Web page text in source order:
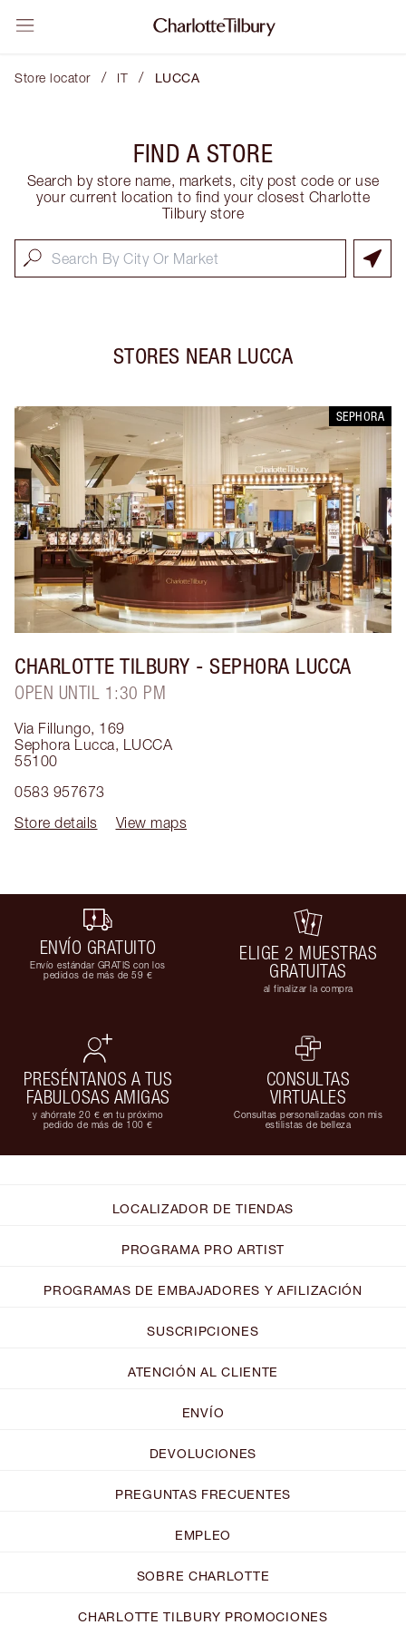
Store locator / IT / LUCCA
FIND A STORE
Search by store name, markets, city post code or use
your current location to find your closest Charlotte
Tilbury store
STORES NEAR LUCCA
SEPHORA
CHARLOTTE TILBURY - SEPHORA LUCCA
OPEN UNTIL 1:30 PM
Via Fillungo, 169
Sephora Lucca, LUCCA
55100
0583 957673
Store details
View maps
ENVÍO GRATUITO
Envío estándar GRATIS con los
pedidos de más de 59 €
ELIGE 2 MUESTRAS
GRATUITAS
al finalizar la compra
PRESÉNTANOS A TUS
FABULOSAS AMIGAS
y ahórrate 20 € en tu próximo
pedido de más de 100 €
CONSULTAS
VIRTUALES
Consultas personalizadas con mis
estilistas de belleza
LOCALIZADOR DE TIENDAS
PROGRAMA PRO ARTIST
PROGRAMAS DE EMBAJADORES Y AFILIZACIÓN
SUSCRIPCIONES
ATENCIÓN AL CLIENTE
ENVÍO
DEVOLUCIONES
PREGUNTAS FRECUENTES
EMPLEO
SOBRE CHARLOTTE
CHARLOTTE TILBURY PROMOCIONES